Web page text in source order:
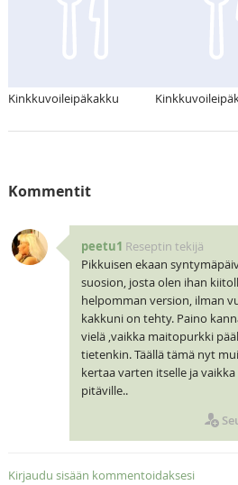
Kinkkuvoileipäkakku
Kommentit
peetu1 Reseptin tekijä
Pikkuisen ekaan
suosion, josta olen ihan
helpomman version, ilman
kakkuni on tehty. Paino
vielä ,vaikka maitopurkki
tietenkin. Täällä tämä nyt
kertaa varten itselle ja
pitäville..
Kirjaudu sisään kommentoidaksesi